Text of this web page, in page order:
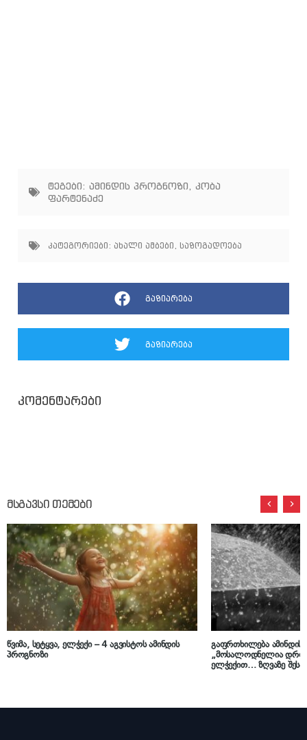
ტეგები: ამინდის პროგნოზი
კობა
ფარტენაძე
კატეგორიები: ახალი ამბები , საზოგადოება
გაზიარება
გაზიარება
კომენტარები
მსგავსი თემები
წვიმა, სეტყვა, ელჭექი – 4 აგვისტოს ამინდის
პროგნოზი
გაფრთხილება ამინდის
„მოსალოდნელია
ელჭექით… ზღვაზე